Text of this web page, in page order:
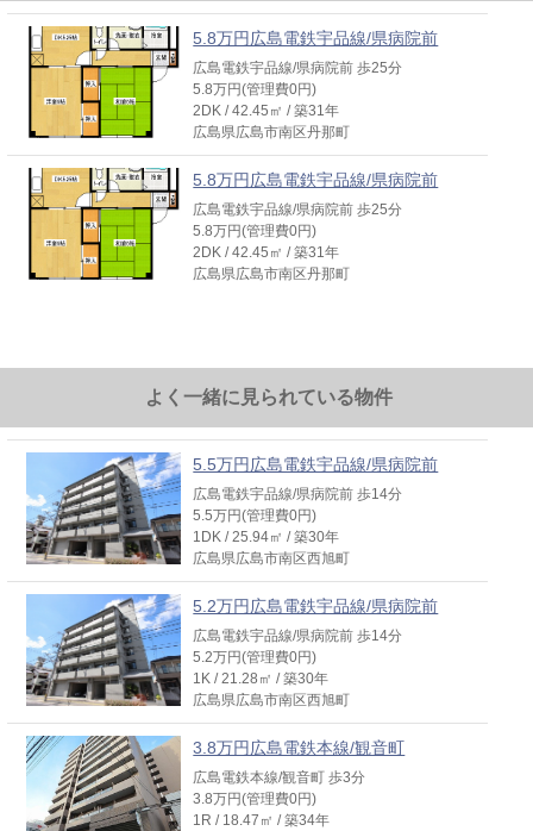
5.8万円広島電鉄宇品線/県病院前
広島電鉄宇品線/県病院前 歩25分
5.8万円(管理費0円)
2DK / 42.45㎡ / 築31年
広島県広島市南区丹那町
5.8万円広島電鉄宇品線/県病院前
広島電鉄宇品線/県病院前 歩25分
5.8万円(管理費0円)
2DK / 42.45㎡ / 築31年
広島県広島市南区丹那町
よく一緒に見られている物件
5.5万円広島電鉄宇品線/県病院前
広島電鉄宇品線/県病院前 歩14分
5.5万円(管理費0円)
1DK / 25.94㎡ / 築30年
広島県広島市南区西旭町
5.2万円広島電鉄宇品線/県病院前
広島電鉄宇品線/県病院前 歩14分
5.2万円(管理費0円)
1K / 21.28㎡ / 築30年
広島県広島市南区西旭町
3.8万円広島電鉄本線/観音町
広島電鉄本線/観音町 歩3分
3.8万円(管理費0円)
1R / 18.47㎡ / 築34年